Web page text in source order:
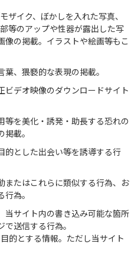
ザイク、ぼかしを入れた写真、
等のアップや性器が露出した写
像の掲載。イラストや絵画等もこ
、猥褻的な表現の掲載。
ビデオ映像のダウンロードサイト
等を美化・誘発・助長する恐れの
載。
的とした出会い等を誘導する行
またはこれらに類似する行為、お
為。
当サイト内の書き込み可能な箇所
送信する行為。
的とする情報。ただし当サイト